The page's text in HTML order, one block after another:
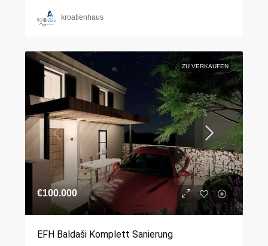
kroatienhaus
ZU VERKAUFEN
€100.000
EFH Baldaši Komplett Sanierung